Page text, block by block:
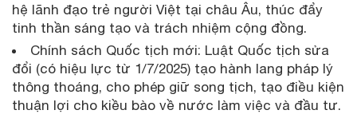
hệ lãnh đạo trẻ người Việt tại châu Âu, thúc đẩy
tinh thần sáng tạo và trách nhiệm cộng đồng.
Chính sách Quốc tịch mới: Luật Quốc tịch sửa
đổi (có hiệu lực từ 1/7/2025) tạo hành lang pháp lý
thông thoáng, cho phép giữ song tịch, tạo điều kiện
thuận lợi cho kiều bào về nước làm việc và đầu tư.